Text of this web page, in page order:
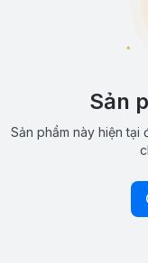
Sản
Sản phẩm này hiện tại